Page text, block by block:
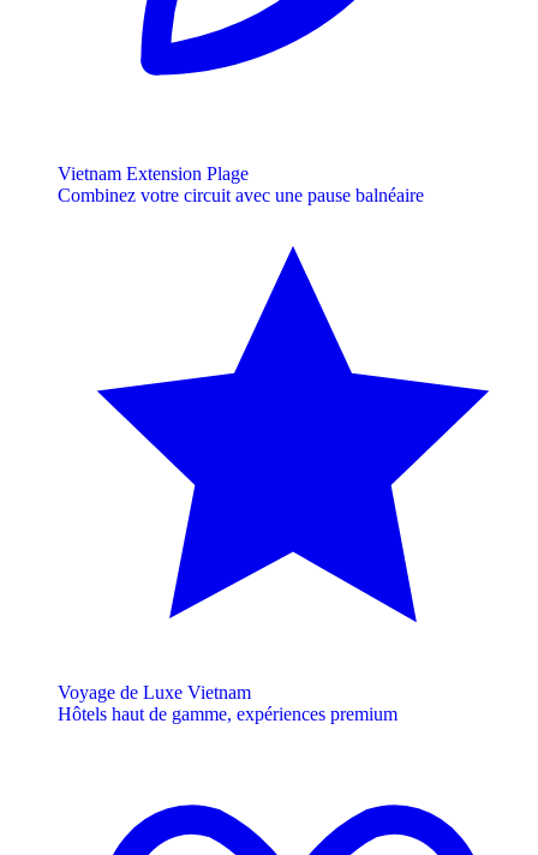
Vietnam Extension Plage
Combinez votre circuit avec une pause balnéaire
Voyage de Luxe Vietnam
Hôtels haut de gamme, expériences premium